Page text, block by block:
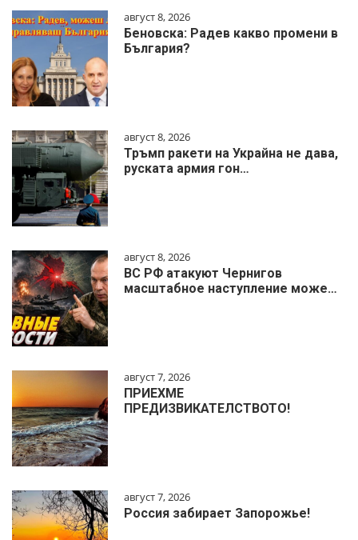
август 8, 2026
Беновска: Радев какво промени в
България?
август 8, 2026
Тръмп ракети на Украйна не дава,
руската армия гон…
август 8, 2026
ВС РФ атакуют Чернигов
масштабное наступление може…
август 7, 2026
ПРИЕХМЕ
ПРЕДИЗВИКАТЕЛСТВОТО!
август 7, 2026
Россия забирает Запорожье!